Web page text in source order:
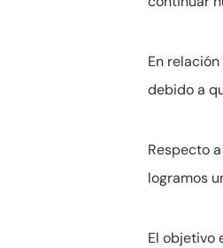
En
debido a
Respecto
logramos
El objetivo